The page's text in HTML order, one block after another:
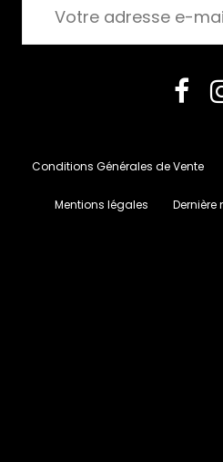
Conditions Générales de Vente
Mentions légales Dernière